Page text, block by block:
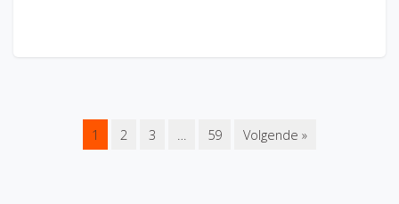
1 2 3 … 59 Volgende »